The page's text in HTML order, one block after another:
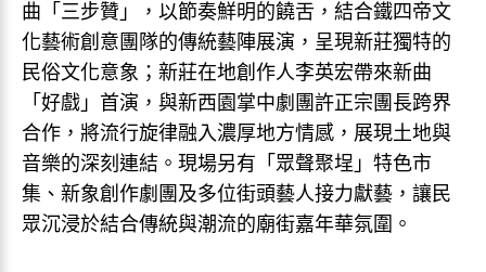
曲「三步贊」，以節奏鮮明的饒舌，結合鐵四帝文
化藝術創意團隊的傳統藝陣展演，呈現新莊獨特的
民俗文化意象；新莊在地創作人李英宏帶來新曲
「好戲」首演，與新西園掌中劇團許正宗團長跨界
合作，將流行旋律融入濃厚地方情感，展現土地與
音樂的深刻連結。現場另有「眾聲聚埕」特色市
集、新象創作劇團及多位街頭藝人接力獻藝，讓民
眾沉浸於結合傳統與潮流的廟街嘉年華氛圍。